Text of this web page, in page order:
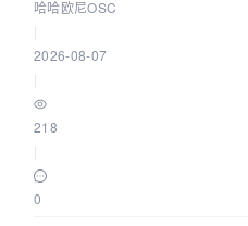
智能 Agent 应用
哈哈欧尼OSC
2026-08-07
218
0